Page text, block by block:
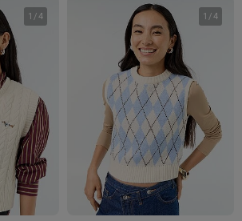
1 /4 1 /4